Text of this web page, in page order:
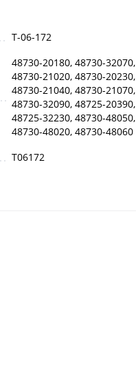
T-06-172
48730-20180, 48730-32070,
48730-21020, 48730-20230,
48730-21040, 48730-21070,
48730-32090, 48725-20390,
48725-32230, 48730-48050,
48730-48020, 48730-48060
T06172